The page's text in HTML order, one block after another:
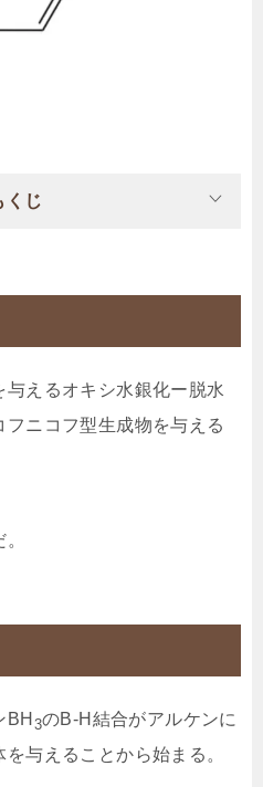
くじ
えるオキシ水銀化ー脱水
ニコフ型生成物を与える
BH 3のB-H結合がアルケンに
与えることから始まる。